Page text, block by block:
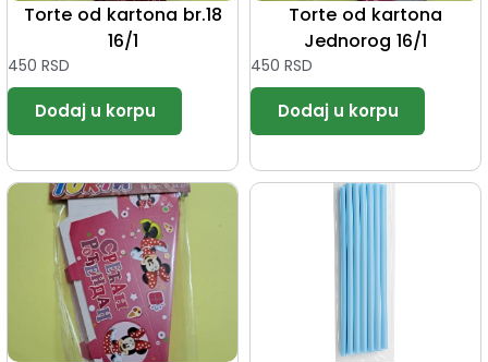
Torte od kartona br.18
16/1
450 RSD
Torte od kartona
Jednorog 16/1
450 RSD